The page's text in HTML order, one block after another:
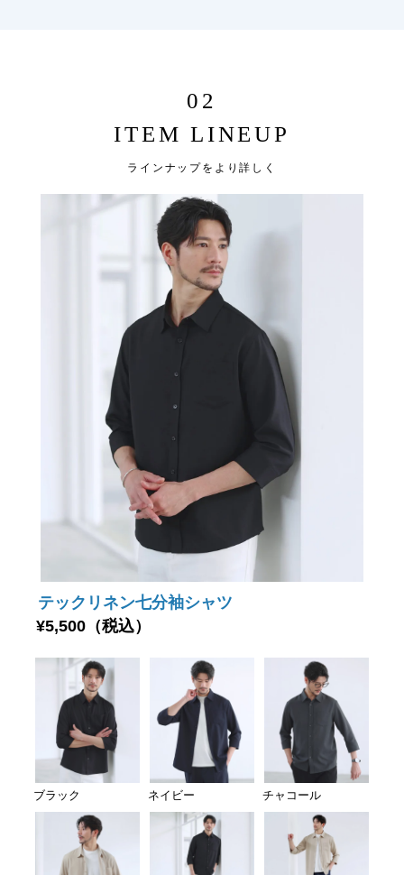
02
ITEM LINEUP
ラインナップをより詳しく
テックリネン七分袖シャツ
¥5,500（税込）
ブラック ネイビー チャコール